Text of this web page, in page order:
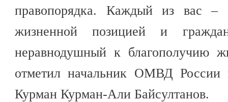
правопорядка. Каждый из вас –
жизненной позицией и
неравнодушный к благополучию
отметил начальник ОМВД России
Курман Курман-Али Байсултанов.